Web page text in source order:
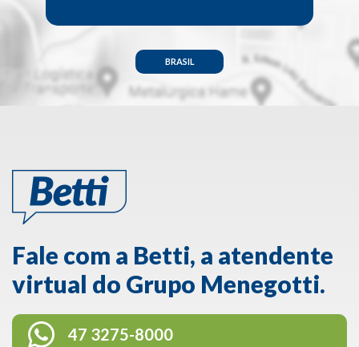
BRASIL
Fale com a Betti, a atendente
virtual do Grupo Menegotti.
47 3275-8000